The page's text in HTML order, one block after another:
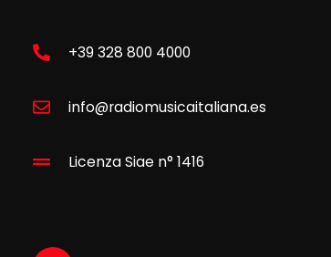
+39 328 800 4000
info@radiomusicaitaliana.es
Licenza Siae n° 1416